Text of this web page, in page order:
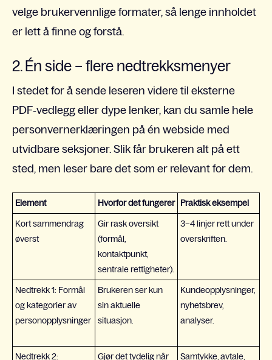
velge brukervennlige formater, så lenge innholdet
er lett å finne og forstå.
2. Én side – flere nedtrekksmenyer
I stedet for å sende leseren videre til eksterne
PDF‑vedlegg eller dype lenker, kan du samle hele
personvernerklæringen på én webside med
utvidbare seksjoner. Slik får brukeren alt på ett
sted, men leser bare det som er relevant for dem.
Element Hvorfor det fungerer Praktisk eksempel
Kort sammendrag
øverst
Gir rask oversikt
(formål,
kontaktpunkt,
sentrale rettigheter).
3–4 linjer rett under
overskriften.
Nedtrekk 1: Formål
og kategorier av
personopplysninger
Brukeren ser kun
sin aktuelle
situasjon.
Kundeopplysninger,
nyhetsbrev,
analyser.
Nedtrekk 2:
Gjør det tydelig når
Samtykke, avtale,